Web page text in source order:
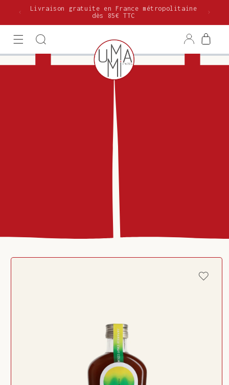
passerLivraison gratuite en France métropolitaine
dès 85€ TTC
ConnexionPanier
Passer aux